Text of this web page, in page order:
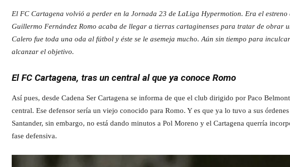
El FC Cartagena volvió a perder en la Jornada 23 de LaLiga Hypermotion. Era el
Guillermo Fernández Romo acaba de llegar a tierras cartaginenses para tratar de obrar
Calero fue toda una oda al fútbol y éste se le asemeja mucho. Aún sin tiempo para
alcanzar el objetivo.
El FC Cartagena, tras un central al que ya conoce Romo
Así pues, desde Cadena Ser Cartagena se informa de que el club dirigido por Paco
central. Ese defensor sería un viejo conocido para Romo. Y es que ya lo tuvo a sus
Santander, sin embargo, no está dando minutos a Pol Moreno y el Cartagena querría
fase defensiva.